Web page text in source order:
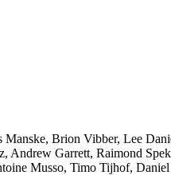
Brion Vibber, Lee
Garrett, Raimond
Musso, Timo Tijhof,